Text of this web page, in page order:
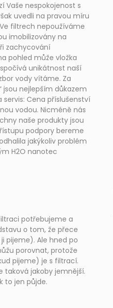
Vaše nespokojenost s
uvedli na pravou míru
filtrech nepoužíváme
imobilizovány na
zachycování
pohled může vložka
unikátnost naší
vody vítáme. Za
jsou nejlepším důkazem
servis: Cena příslušenství
vodou. Nicméně nás
naše produkty jsou
podpory bereme
jakýkoliv problém
H2O nanotec
potřebujeme a
o tom, že přece
pijeme). Ale hned po
porovnat, protože
pijeme) je s filtrací.
taková jakoby jemnější.
to jen půjde.